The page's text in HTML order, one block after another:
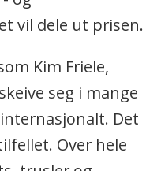
vil dele ut prisen.
Kim Friele,
seg i mange
Det
Over hele